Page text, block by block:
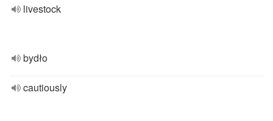
livestock
bydło
cautiously